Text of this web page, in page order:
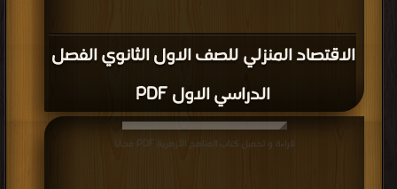
الاقتصاد المنزلي للصف الاول الثانوي الفصل
الدراسي الاول PDF
قراءة و تحميل كتاب المناهج الأزهرية PDF مجانا